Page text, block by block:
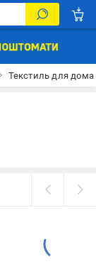
Текстиль для дома